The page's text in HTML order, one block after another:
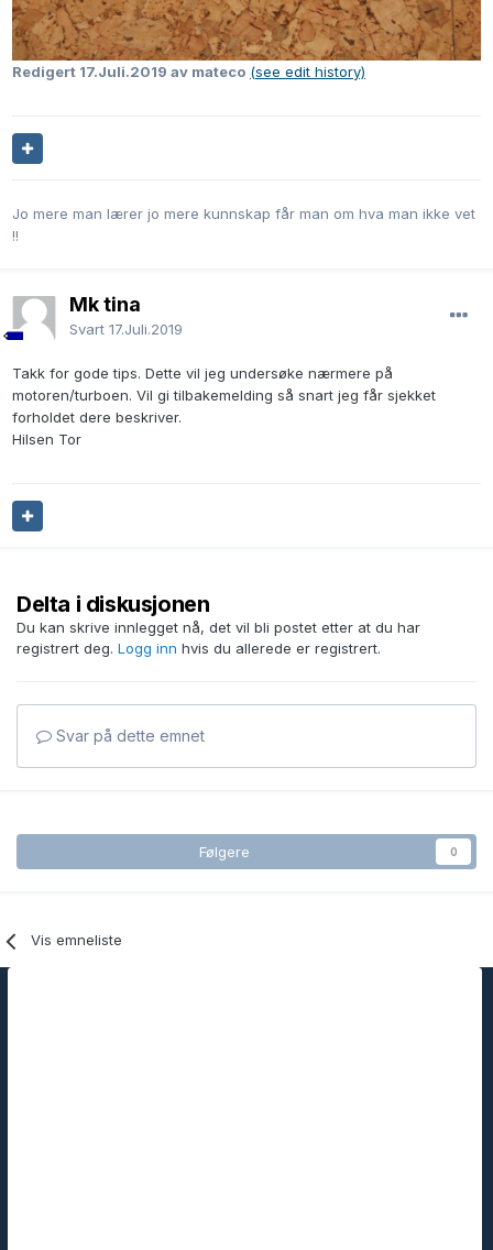
Redigert 17.Juli.2019 av mateco (see edit history)
Jo mere man lærer jo mere kunnskap får man om hva man ikke vet
!!
Mk tina
Svart 17.Juli.2019
Takk for gode tips. Dette vil jeg undersøke nærmere på
motoren/turboen. Vil gi tilbakemelding så snart jeg får sjekket
forholdet dere beskriver.
Hilsen Tor
Delta i diskusjonen
Du kan skrive innlegget nå, det vil bli postet etter at du har
registrert deg. Logg inn hvis du allerede er registrert.
Svar på dette emnet
Følgere 0
Vis emneliste